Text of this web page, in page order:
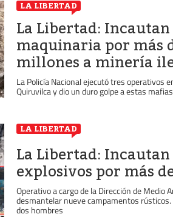
LA LIBERTAD
La Libertad:
maquinaria por más
millones a minería
La Policía Nacional ejecutó tres operativos
Quiruvilca y dio un duro golpe a estas mafias
LA LIBERTAD
La Libertad:
explosivos por más
Operativo a cargo de la Dirección de Medio
desmantelar nueve campamentos
dos hombres